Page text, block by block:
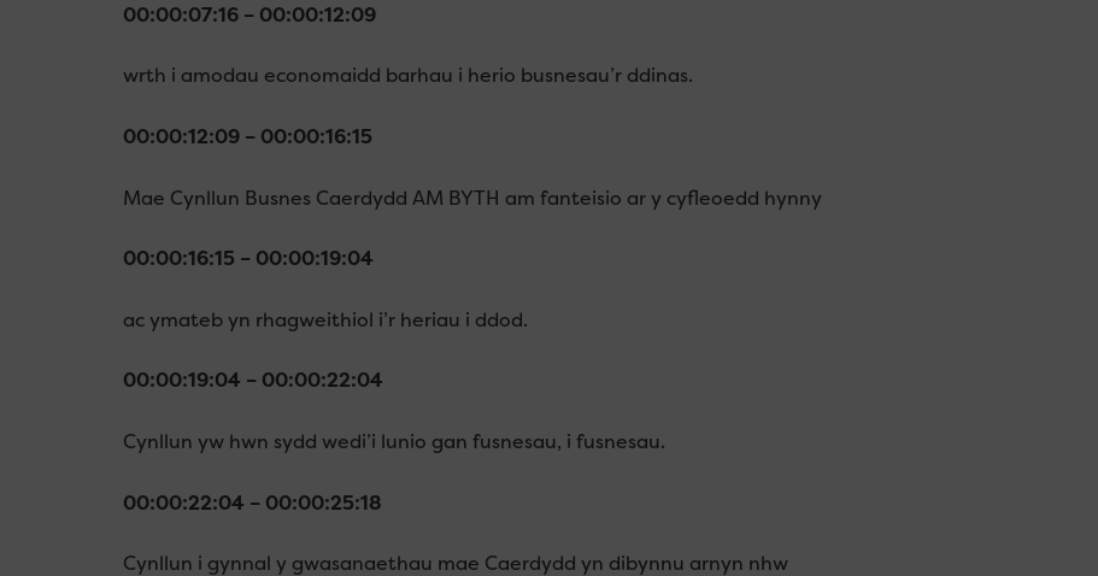
00:00:07:16 – 00:00:12:09
wrth i amodau economaidd barhau i herio busnesau’r ddinas.
00:00:12:09 – 00:00:16:15
Mae Cynllun Busnes Caerdydd AM BYTH am fanteisio ar y cyfleoedd hynny
00:00:16:15 – 00:00:19:04
ac ymateb yn rhagweithiol i’r heriau i ddod.
00:00:19:04 – 00:00:22:04
Cynllun yw hwn sydd wedi’i lunio gan fusnesau, i fusnesau.
00:00:22:04 – 00:00:25:18
Cynllun i gynnal y gwasanaethau mae Caerdydd yn dibynnu arnyn nhw